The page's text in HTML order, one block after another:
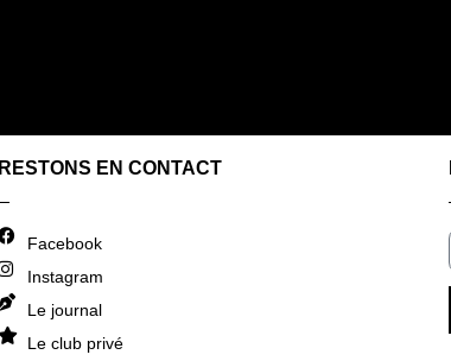
RESTONS EN CONTACT
Facebook
Instagram
Le journal
Le club privé